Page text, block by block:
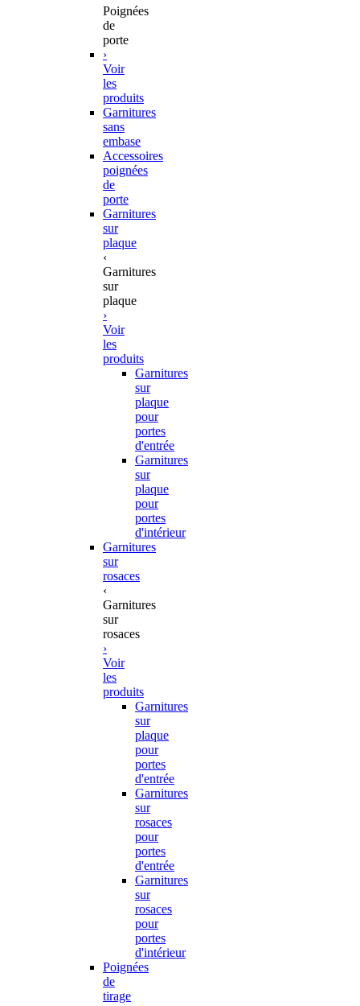
Poignées
de
porte
›
Voir
les
produits
Garnitures
sans
embase
Accessoires
poignées
de
porte
Garnitures
sur
plaque
‹
Garnitures
sur
plaque
›
Voir
les
produits
Garnitures
sur
plaque
pour
portes
d'entrée
Garnitures
sur
plaque
pour
portes
d'intérieur
Garnitures
sur
rosaces
‹
Garnitures
sur
rosaces
›
Voir
les
produits
Garnitures
sur
plaque
pour
portes
d'entrée
Garnitures
sur
rosaces
pour
portes
d'entrée
Garnitures
sur
rosaces
pour
portes
d'intérieur
Poignées
de
tirage